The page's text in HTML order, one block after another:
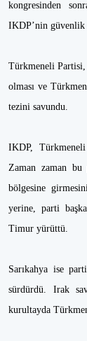
kongresinden
IKDP’nin güvenlik
Türkmeneli
olması ve
tezini savundu.
IKDP,
Zaman zaman bu
bölgesine
yerine, parti
Timur yürüttü.
Sarıkahya ise
sürdürdü. Irak
kurultayda